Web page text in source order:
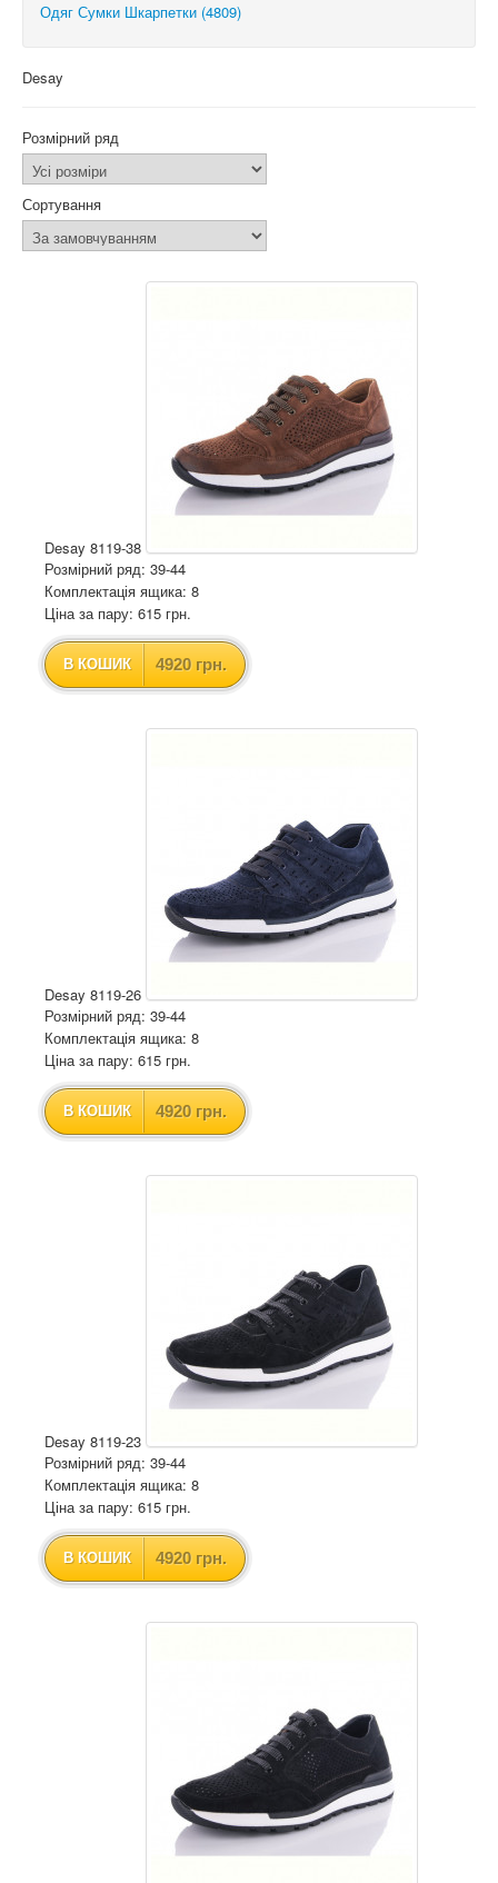
Одяг Сумки Шкарпетки (4809)
Desay
Розмірний ряд
Сортування
Desay 8119-38
Розмірний ряд: 39-44
Комплектація ящика: 8
Ціна за пару: 615 грн.
В КОШИК 4920 грн.
Desay 8119-26
Розмірний ряд: 39-44
Комплектація ящика: 8
Ціна за пару: 615 грн.
В КОШИК 4920 грн.
Desay 8119-23
Розмірний ряд: 39-44
Комплектація ящика: 8
Ціна за пару: 615 грн.
В КОШИК 4920 грн.